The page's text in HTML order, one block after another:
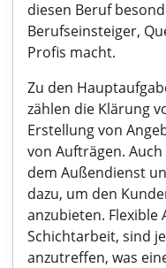
diesen Beruf
Berufseinsteiger,
Profis macht.
Zu den
zählen die Klärung
Erstellung von
von Aufträgen.
dem Außendienst
dazu, um den
anzubieten. Flexible
Schichtarbeit, sind
anzutreffen, was